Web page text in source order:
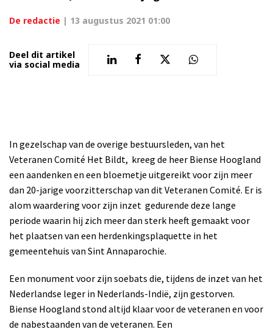
De redactie | 13 augustus 2021 01:00
Deel dit artikel
via social media
In gezelschap van de overige bestuursleden, van het
Veteranen Comité Het Bildt, kreeg de heer Biense Hoogland
een aandenken en een bloemetje uitgereikt voor zijn meer
dan 20-jarige voorzitterschap van dit Veteranen Comité. Er is
alom waardering voor zijn inzet gedurende deze lange
periode waarin hij zich meer dan sterk heeft gemaakt voor
het plaatsen van een herdenkingsplaquette in het
gemeentehuis van Sint Annaparochie.
Een monument voor zijn soebats die, tijdens de inzet van het
Nederlandse leger in Nederlands-Indië, zijn gestorven.
Biense Hoogland stond altijd klaar voor de veteranen en voor
de nabestaanden van de veteranen. Een